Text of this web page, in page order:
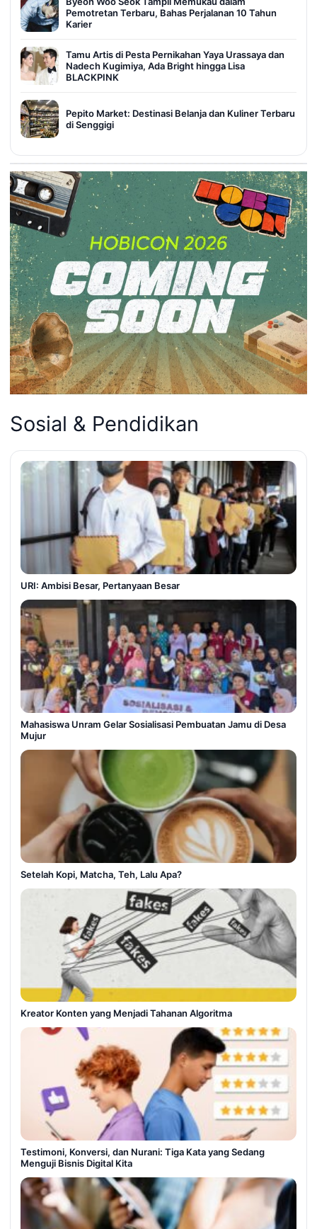
Pemotretan Terbaru, Bahas Perjalanan 10 Tahun
Karier
Tamu Artis di Pesta Pernikahan Yaya Urassaya dan
Nadech Kugimiya, Ada Bright hingga Lisa
BLACKPINK
Pepito Market: Destinasi Belanja dan Kuliner Terbaru
di Senggigi
Sosial & Pendidikan
URI: Ambisi Besar, Pertanyaan Besar
Mahasiswa Unram Gelar Sosialisasi Pembuatan Jamu di Desa
Mujur
Setelah Kopi, Matcha, Teh, Lalu Apa?
Kreator Konten yang Menjadi Tahanan Algoritma
Testimoni, Konversi, dan Nurani: Tiga Kata yang Sedang
Menguji Bisnis Digital Kita